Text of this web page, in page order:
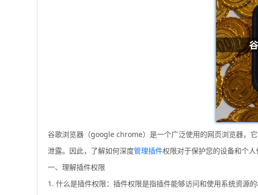
谷歌浏览器（google chrome）是一个广泛使用的网页浏览器，
泄露。因此，了解如何深度管理插件权限对于保护您的设备和个人
一、理解插件权限
1. 什么是插件权限：插件权限是指插件能够访问和使用系统资源